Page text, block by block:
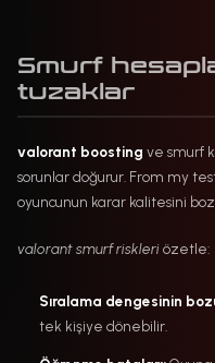
Smurf
tuzaklar
valorant boosting ve smurf
sorunlar doğurur. From my
oyuncunun karar kalitesini
valorant smurf riskleriözetle:
Sıralama dengesinin
tek kişiye dönebilir.